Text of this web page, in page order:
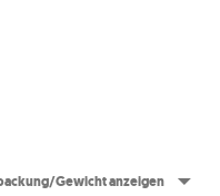
Gewicht anzeigen